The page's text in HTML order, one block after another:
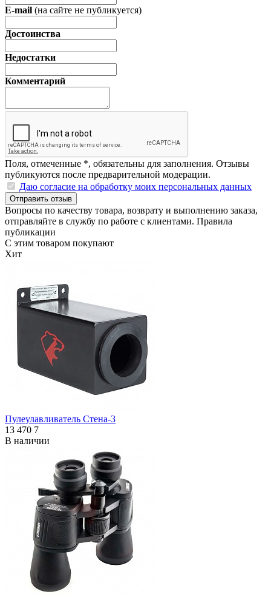
E-mail (на сайте не публикуется)
Достоинства
Недостатки
Комментарий
Поля, отмеченные *, обязательны для заполнения. Отзывы
публикуются после предварительной модерации.
Даю согласие на обработку моих персональных данных
Отправить отзыв
Вопросы по качеству товара, возврату и выполнению заказа,
отправляйте в службу по работе с клиентами. Правила
публикации
С этим товаром покупают
Хит
Пулеулавливатель Стена-3
13 470 7
В наличии